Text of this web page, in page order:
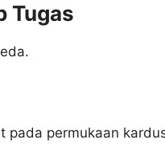
Tugas
pada permukaan